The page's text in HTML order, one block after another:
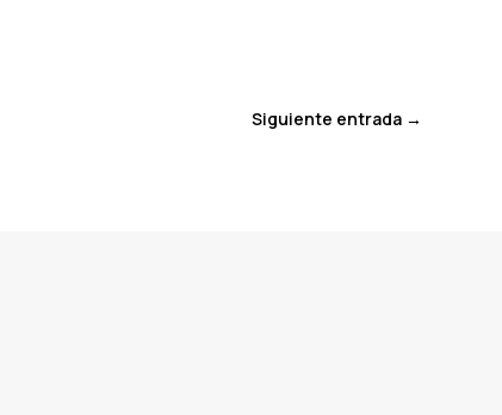
Siguiente entrada→